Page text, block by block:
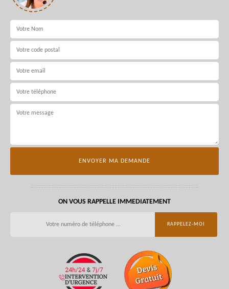
ON VOUS RAPPELLE IMMEDIATEMENT